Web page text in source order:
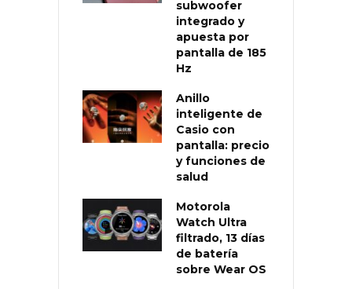
subwoofer
integrado y
apuesta por
pantalla de 185
Hz
Anillo
inteligente de
Casio con
pantalla: precio
y funciones de
salud
Motorola
Watch Ultra
filtrado, 13 días
de batería
sobre Wear OS